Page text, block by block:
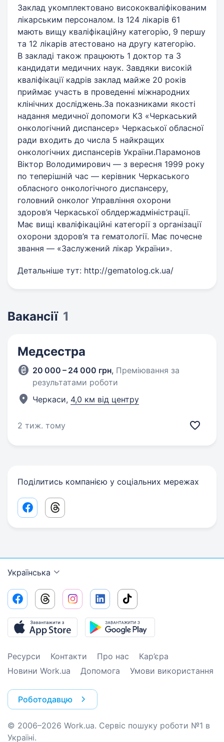
Заклад укомплектовано висококваліфікованим
лікарським персоналом. Із 124 лікарів 61
мають вищу кваліфікаційну категорію, 9 першу
та 12 лікарів атестовано на другу категорію.
В закладі також працюють 1 доктор та 3
кандидати медичних наук. Завдяки високій
кваліфікації кадрів заклад майже 20 років
приймає участь в проведенні міжнародних
клінічних досліджень.За показниками якості
надання медичної допомоги КЗ «Черкаський
онкологічний диспансер» Черкаської обласної
ради входить до числа 5 найкращих
онкологічних диспансерів України.Парамонов
Віктор Володимирович — з вересня 1999 року
по теперішній час — керівник Черкаського
обласного онкологічного диспансеру,
головний онколог Управління охорони
здоров’я Черкаської облдержадміністрації.
Має вищі кваліфікаційні категорії з організації
охорони здоров’я та гематології. Має почесне
звання — «Заслужений лікар України».
Детальніше тут: http://gematolog.ck.ua/
Вакансії 1
Медсестра
20 000 – 24 000 грн, Преміювання за
результатами роботи
Черкаси, 4,0 км від центру
2 тиж. тому
Поділитись компанією у соціальних мережах
Facebook share link
Threads share link
Українська
Ресурси Контакти Про нас
Кар’єра
Новини Work.ua
Допомога Умови використання
Роботодавцю
© 2006–2026 Work.ua. Сервіс пошуку роботи №1 в
Україні.